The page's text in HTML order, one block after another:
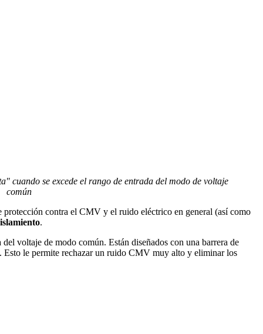
cuando se excede el rango de entrada del modo de voltaje
común
protección contra el CMV y el ruido eléctrico en general (así como
.
voltaje de modo común. Están diseñados con una barrera de
le permite rechazar un ruido CMV muy alto y eliminar los